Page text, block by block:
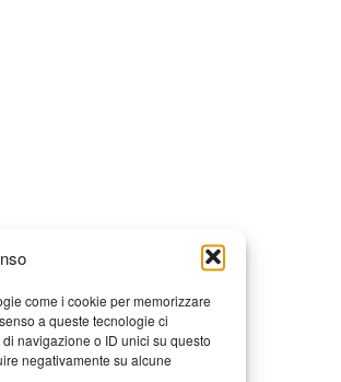
come i cookie per memorizzare
a queste tecnologie ci
navigazione o ID unici su questo
negativamente su alcune